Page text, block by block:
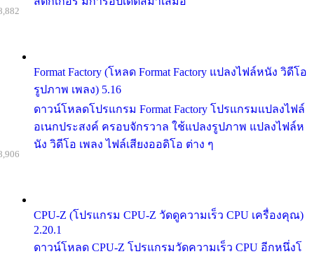
Format Factory (โหลด Format Factory แปลงไฟล์หนัง วิดีโอ
รูปภาพ เพลง) 5.16
ดาวน์โหลดโปรแกรม Format Factory โปรแกรมแปลงไฟล์
อเนกประสงค์ ครอบจักรวาล ใช้แปลงรูปภาพ แปลงไฟล์ห
นัง วิดีโอ เพลง ไฟล์เสียงออดิโอ ต่าง ๆ
CPU-Z (โปรแกรม CPU-Z วัดดูความเร็ว CPU เครื่องคุณ)
2.20.1
ดาวน์โหลด CPU-Z โปรแกรมวัดความเร็ว CPU อีกหนึ่งโ